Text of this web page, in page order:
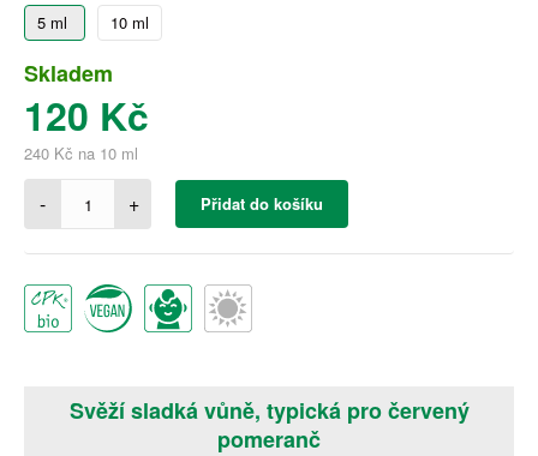
5 ml 10 ml
Skladem
120 Kč
240 Kč na 10 ml
- + Přidat do košíku
Svěží sladká vůně, typická pro červený
pomeranč